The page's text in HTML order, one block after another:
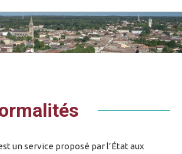
Vous êtes ici :
un service proposé par l’État aux